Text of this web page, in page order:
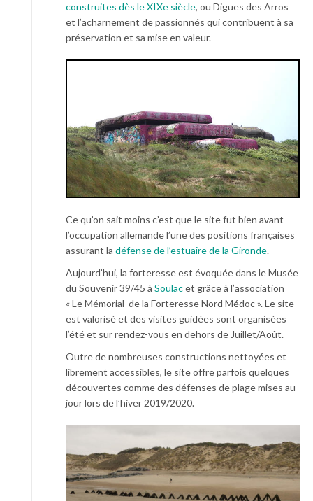
construites dès le XIXe siècle, ou Digues des Arros
et l’acharnement de passionnés qui contribuent à sa
préservation et sa mise en valeur.
Ce qu’on sait moins c’est que le site fut bien avant
l’occupation allemande l’une des positions françaises
assurant la défense de l’estuaire de la Gironde.
Aujourd’hui, la forteresse est évoquée dans le Musée
du Souvenir 39/45 à Soulacet grâce à l’association
« Le Mémorial de la Forteresse Nord Médoc ». Le site
est valorisé et des visites guidées sont organisées
l’été et sur rendez-vous en dehors de Juillet/Août.
Outre de nombreuses constructions nettoyées et
librement accessibles, le site offre parfois quelques
découvertes comme des défenses de plage mises au
jour lors de l’hiver 2019/2020.